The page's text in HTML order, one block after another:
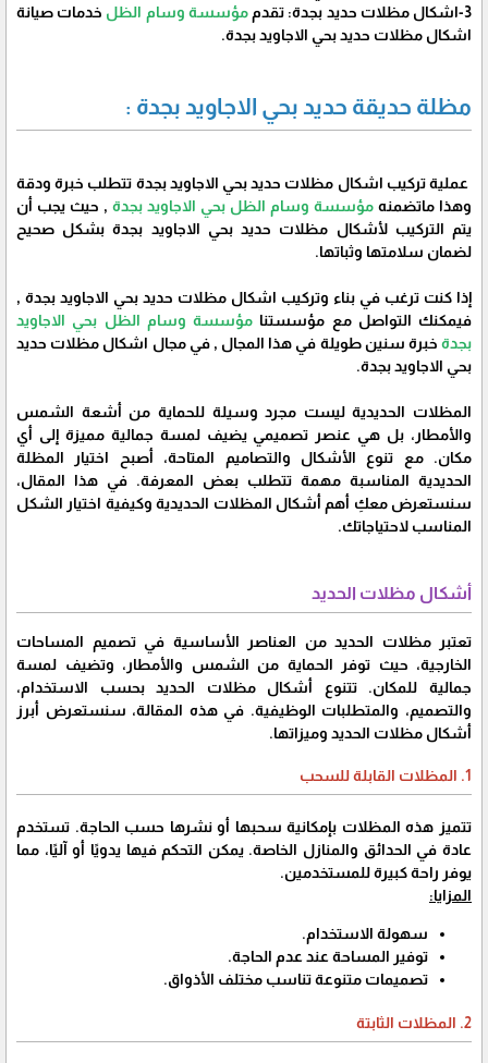
3-اشكال مظلات حديد بجدة: تقدم
مؤسسة وسام الظل خدمات صيانة
اشكال مظلات حديد بحي الاجاويد بجدة.
مظلة حديقة حديد بحي الاجاويد بجدة :
عملية تركيب اشكال مظلات حديد بحي الاجاويد بجدة تتطلب خبرة ودقة
وهذا ماتضمنه مؤسسة وسام الظل بحي الاجاويد بجدة , حيث يجب أن
يتم التركيب لأشكال مظلات حديد بحي الاجاويد بجدة بشكل صحيح
لضمان سلامتها وثباتها.
إذا كنت ترغب في بناء وتركيب اشكال مظلات حديد بحي الاجاويد بجدة ,
فيمكنك التواصل مع مؤسستنا مؤسسة وسام الظل بحي الاجاويد
بجدة خبرة سنين طويلة في هذا المجال , في مجال اشكال مظلات حديد
بحي الاجاويد بجدة.
المظلات الحديدية ليست مجرد وسيلة للحماية من أشعة الشمس
والأمطار، بل هي عنصر تصميمي يضيف لمسة جمالية مميزة إلى أي
مكان. مع تنوع الأشكال والتصاميم المتاحة، أصبح اختيار المظلة
الحديدية المناسبة مهمة تتطلب بعض المعرفة. في هذا المقال،
سنستعرض معكِ أهم أشكال المظلات الحديدية وكيفية اختيار الشكل
المناسب لاحتياجاتك.
أشكال مظلات الحديد
تعتبر مظلات الحديد من العناصر الأساسية في تصميم المساحات
الخارجية، حيث توفر الحماية من الشمس والأمطار، وتضيف لمسة
جمالية للمكان. تتنوع أشكال مظلات الحديد بحسب الاستخدام،
والتصميم، والمتطلبات الوظيفية. في هذه المقالة، سنستعرض أبرز
أشكال مظلات الحديد وميزاتها.
1. المظلات القابلة للسحب
تتميز هذه المظلات بإمكانية سحبها أو نشرها حسب الحاجة. تستخدم
عادة في الحدائق والمنازل الخاصة. يمكن التحكم فيها يدويًا أو آليًا، مما
يوفر راحة كبيرة للمستخدمين.
المزايا:
سهولة الاستخدام.
توفير المساحة عند عدم الحاجة.
تصميمات متنوعة تناسب مختلف الأذواق.
2. المظلات الثابتة